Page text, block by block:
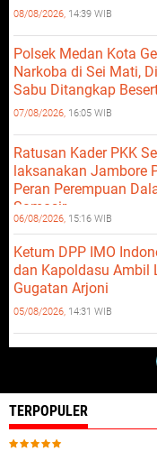
08/08/2026, 14:39 WIB
Polsek Medan Kota
Narkoba di Sei Mati,
Sabu Ditangkap
07/08/2026, 16:05 WIB
Ratusan Kader PKK
laksanakan Jambore
Peran Perempuan
Samosir.
06/08/2026, 15:16 WIB
Ketum DPP IMO
dan Kapoldasu Ambil
Gugatan Arjoni
05/08/2026, 14:31 WIB
TERPOPULER